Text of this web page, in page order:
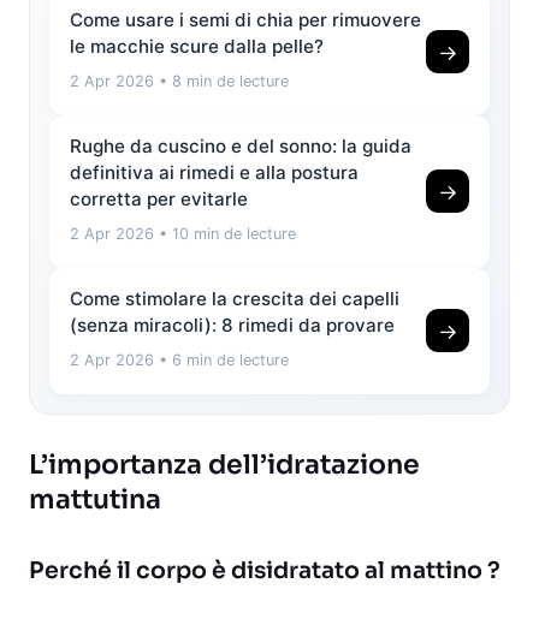
Come usare i semi di chia per rimuovere
le macchie scure dalla pelle?
2 Apr 2026 • 8 min de lecture
→
Rughe da cuscino e del sonno: la guida
definitiva ai rimedi e alla postura
corretta per evitarle
2 Apr 2026 • 10 min de lecture
→
Come stimolare la crescita dei capelli
(senza miracoli): 8 rimedi da provare
2 Apr 2026 • 6 min de lecture
→
L’importanza dell’idratazione
mattutina
Perché il corpo è disidratato al mattino ?